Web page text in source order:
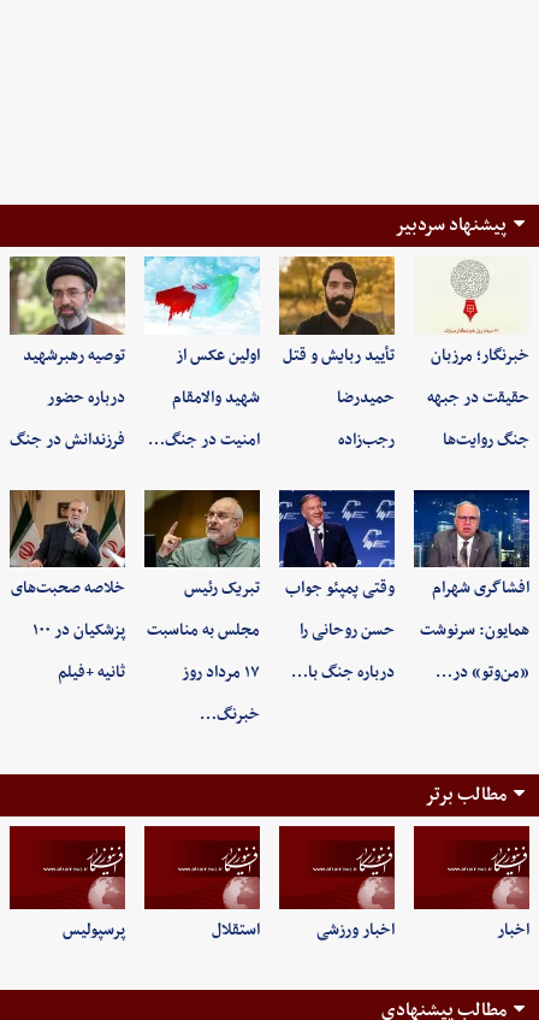
پیشنهاد سردبیر
خبرنگار؛ مرزبان
حقیقت در جبهه
جنگ روایت‌ها
تأیید ربایش و قتل
حمیدرضا
رجب‌زاده
اولین عکس از
شهید والامقام
امنیت در جنگ…
توصیه رهبرشهید
درباره حضور
فرزندانش در جنگ
افشاگری شهرام
همایون: سرنوشت
«من‌وتو» در…
وقتی پمپئو جواب
حسن روحانی را
درباره جنگ با…
تبریک رئیس
مجلس به مناسبت
۱۷ مرداد روز
خبرنگ…
خلاصه صحبت‌های
پزشکیان در ۱۰۰
ثانیه +فیلم
مطالب برتر
اخبار اخبار ورزشی استقلال پرسپولیس
مطالب پیشنهادی